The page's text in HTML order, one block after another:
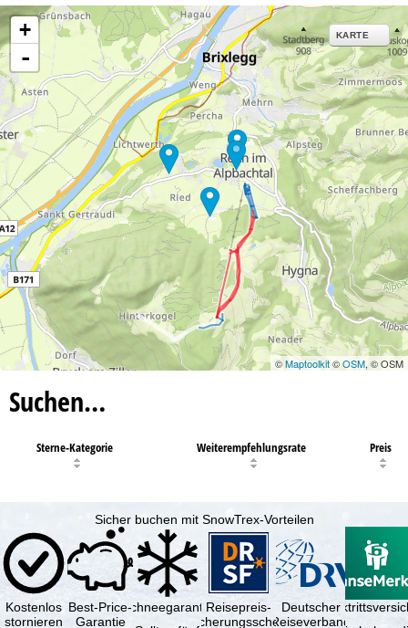
+
-
KARTE
©Maptoolkit©OSM, © OSM
Suchen…
Sterne-Kategorie Weiterempfehlungsrate Preis
Sicher buchen mit SnowTrex-Vorteilen
Kostenlos
stornieren
Best-Price-
Garantie
SchneegarantieReisepreis-
Sicherungsschein
Deutscher
Reiseverband